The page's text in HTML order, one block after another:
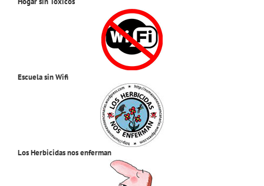
Escuela sin Wifi
Los Herbicidas nos enferman